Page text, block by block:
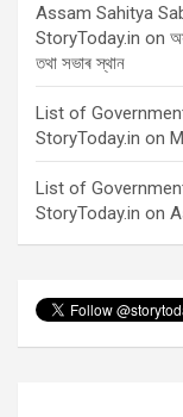
Assam Sahitya
StoryToday.in on
তথা সভাৰ স্থান
List of
StoryToday.in on
List of
StoryToday.in on